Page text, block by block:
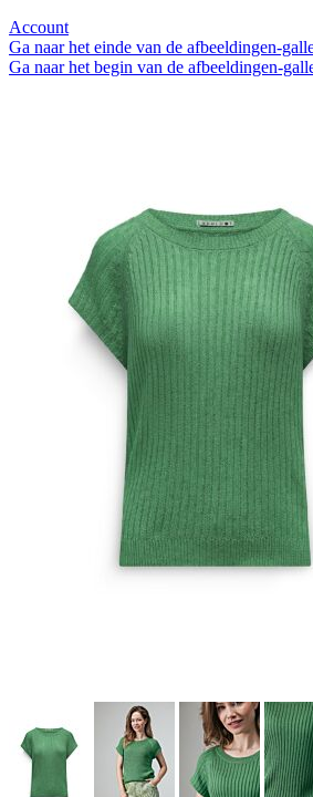
Account
Ga naar het einde van de afbeeldingen-
Ga naar het begin van de afbeeldingen-